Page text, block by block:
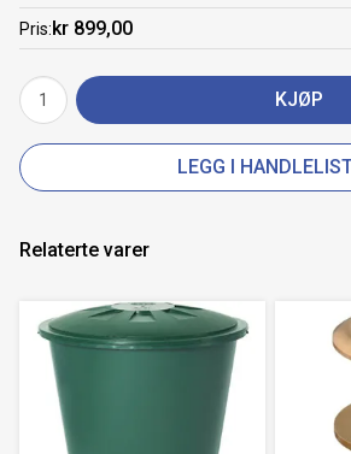
Pris kr 899,00
KJØP
LEGG I
Relaterte varer